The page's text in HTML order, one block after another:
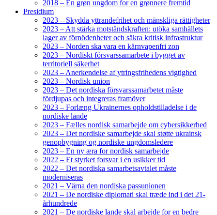
2018 – En grøn ungdom for en grønnere fremtid
Presidium
2023 – Skydda yttrandefrihet och mänskliga rättigheter
2023 – Att stärka motståndskraften: utöka samhällets
lager av förnödenheter och säkra kritisk infrastruktur
2023 – Norden ska vara en kärnvapenfri zon
2023 – Nordiskt försvarssamarbete i bygget av
territoriell säkerhet
2023 – Anerkendelse af ytringsfrihedens vigtighed
2023 – Nordisk union
2023 – Det nordiska försvarssamarbetet måste
fördjupas och integreras framöver
2023 – Forlæng Ukrainernes opholdstilladelse i de
nordiske lande
2023 – Fælles nordisk samarbejde om cybersikkerhed
2023 – Det nordiske samarbejde skal støtte ukrainsk
genopbygning og nordiske ungdomsledere
2023 – En ny æra for nordisk samarbejde
2022 – Et styrket forsvar i en usikker tid
2022 – Det nordiska samarbetsavtalet måste
moderniseras
2021 – Värna den nordiska passunionen
2021 – De nordiske diplomati skal træde ind i det 21-
århundrede
2021 – De nordiske lande skal arbejde for en bedre